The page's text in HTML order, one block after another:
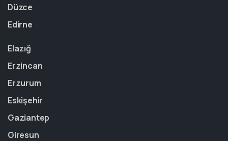
Düzce
Edirne
Elazığ
Erzincan
Erzurum
Eskişehir
Gaziantep
Giresun